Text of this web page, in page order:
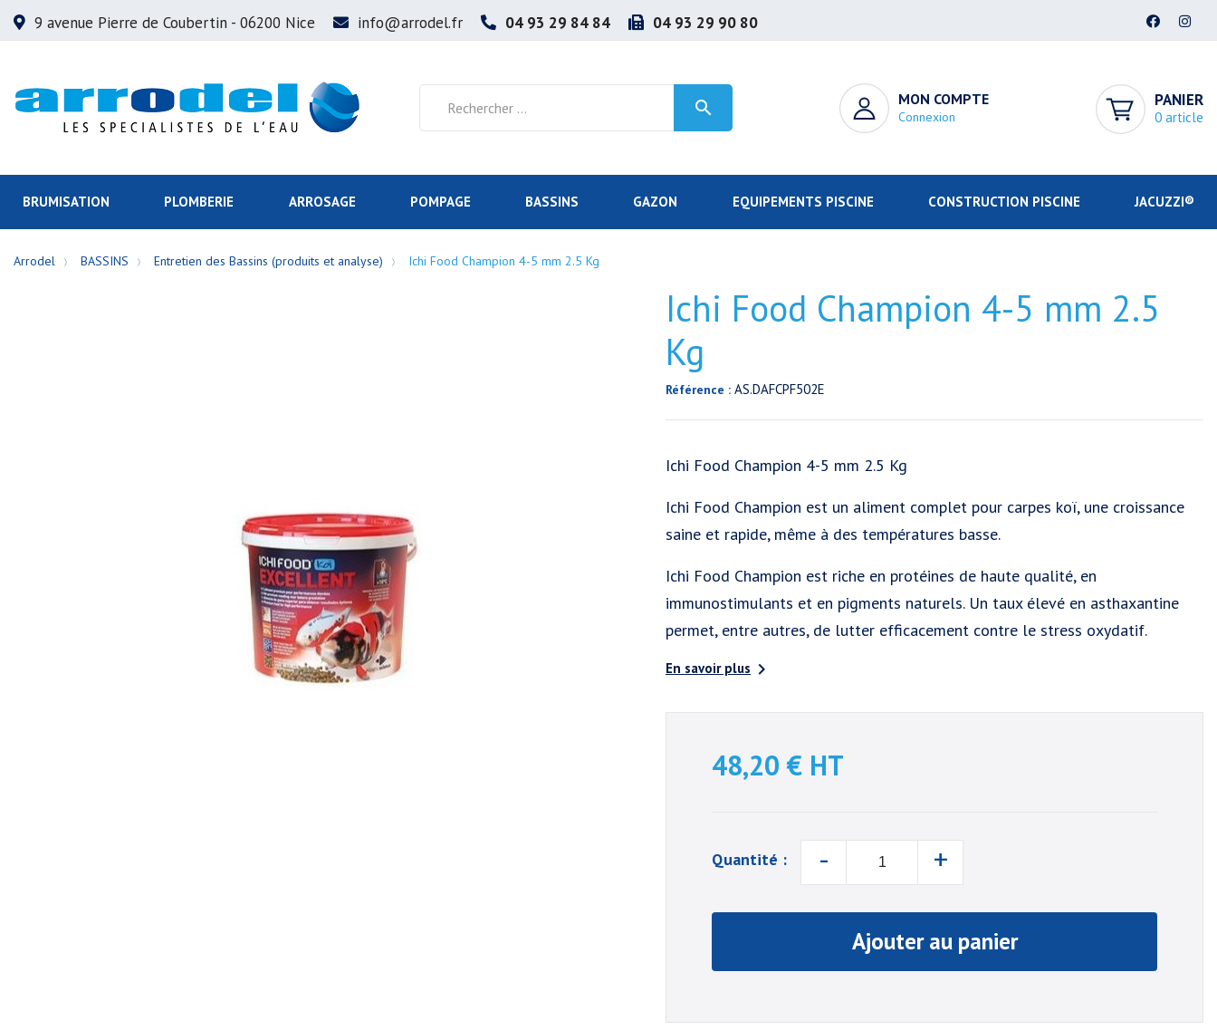
9 avenue Pierre de Coubertin - 06200 Nice info@arrodel.fr 04 93 29 84 84 04 93 29 90 80
 MON COMPTE
Connexion
PANIER
0 article
BRUMISATION PLOMBERIE ARROSAGE POMPAGE BASSINS GAZON EQUIPEMENTS PISCINE CONSTRUCTION PISCINE JACUZZI®
Arrodel BASSINS Entretien des Bassins (produits et analyse) Ichi Food Champion 4-5 mm 2.5 Kg
Ichi Food Champion 4-5 mm 2.5
Kg
Référence : AS.DAFCPF502E
Ichi Food Champion 4-5 mm 2.5 Kg
Ichi Food Champion est un aliment complet pour carpes koï, une croissance
saine et rapide, même à des températures basse.
Ichi Food Champion est riche en protéines de haute qualité, en
immunostimulants et en pigments naturels. Un taux élevé en asthaxantine
permet, entre autres, de lutter efficacement contre le stress oxydatif.
En savoir plus 
48,20 € HT
Quantité : - +
Ajouter au panier